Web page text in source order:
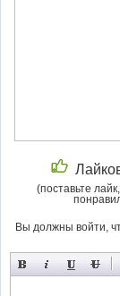
(поставьте
Вы должны войти,